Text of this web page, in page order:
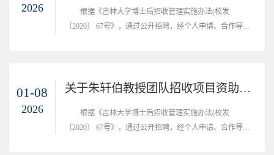
学科博士学位授权单位，首批博士后科研流动...
2026
根据《吉林大学博士后招收管理实施办法(校发
〔2020〕 67号》，通过公开招聘，经个人申请、合作导师
年01月08
01-08
2026
关于朱轩伯教授团队招收项目资助博士后的公示
根据《吉林大学博士后招收管理实施办法(校发
〔2020〕 67号》，通过公开招聘，经个人申请、合作导师